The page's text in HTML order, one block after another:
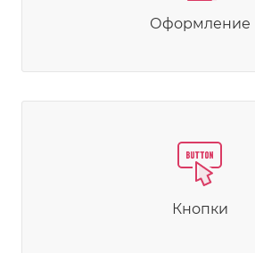
Оформление
Кнопки